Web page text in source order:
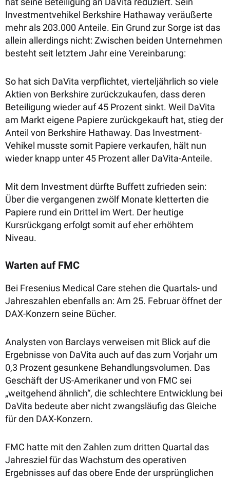
Investmentvehikel Berkshire Hathaway veräußerte
mehr als 203.000 Anteile. Ein Grund zur Sorge ist das
allein allerdings nicht: Zwischen beiden Unternehmen
besteht seit letztem Jahr eine Vereinbarung:
So hat sich DaVita verpflichtet, vierteljährlich so viele
Aktien von Berkshire zurückzukaufen, dass deren
Beteiligung wieder auf 45 Prozent sinkt. Weil DaVita
am Markt eigene Papiere zurückgekauft hat, stieg der
Anteil von Berkshire Hathaway. Das Investment-
Vehikel musste somit Papiere verkaufen, hält nun
wieder knapp unter 45 Prozent aller DaVita-Anteile.
Mit dem Investment dürfte Buffett zufrieden sein:
Über die vergangenen zwölf Monate kletterten die
Papiere rund ein Drittel im Wert. Der heutige
Kursrückgang erfolgt somit auf eher erhöhtem
Niveau.
Warten auf FMC
Bei Fresenius Medical Care stehen die Quartals- und
Jahreszahlen ebenfalls an: Am 25. Februar öffnet der
DAX-Konzern seine Bücher.
Analysten von Barclays verweisen mit Blick auf die
Ergebnisse von DaVita auch auf das zum Vorjahr um
0,3 Prozent gesunkene Behandlungsvolumen. Das
Geschäft der US-Amerikaner und von FMC sei
„weitgehend ähnlich“, die schlechtere Entwicklung bei
DaVita bedeute aber nicht zwangsläufig das Gleiche
für den DAX-Konzern.
FMC hatte mit den Zahlen zum dritten Quartal das
Jahresziel für das Wachstum des operativen
Ergebnisses auf das obere Ende der ursprünglichen